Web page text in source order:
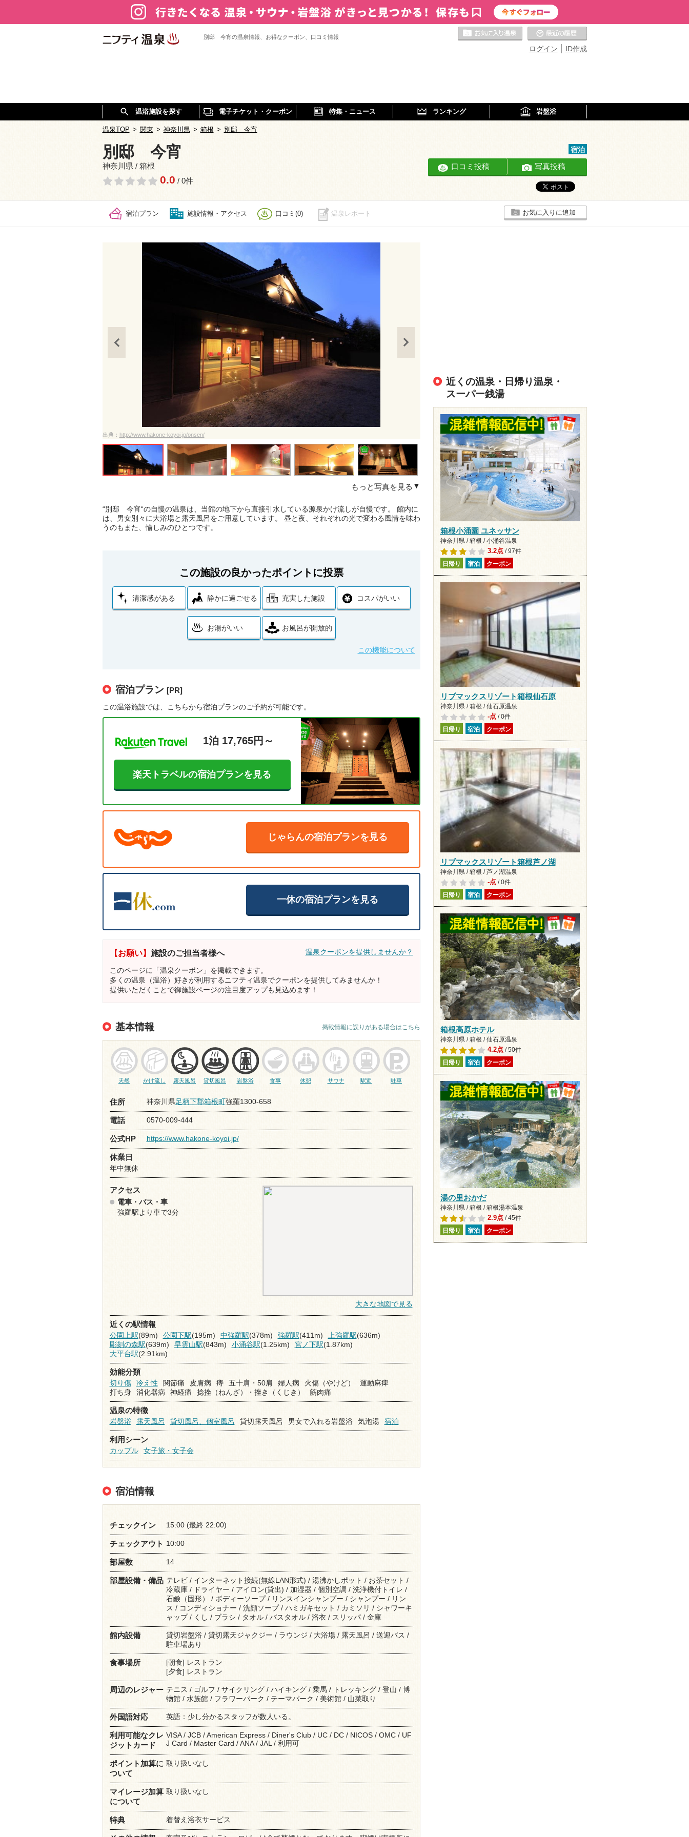
別邸 今宵の温泉情報、お得なクーポン、口コミ情報
ID作成
ログイン
お気に入りの温泉
温浴施設を探す 電子チケット・クーポン 特集・ニュース ランキング 岩盤浴
温泉TOP > 関東 > 神奈川県 > 箱根 > 別邸 今宵
別邸 今宵
神奈川県 / 箱根
0.0 / 0件
宿泊
口コミ投稿 写真投稿
宿泊プラン 施設情報・アクセス 口コミ(0) 温泉レポート お気に入りに追加
出典： http://www.hakone-koyoi.jp/onsen/ http://www.hakone-koyoi.jp/onsen/
もっと写真を見る
“別邸 今宵“の自慢の温泉は、当館の地下から直接引水している源泉かけ流しが自慢です。 館内に
は、男女別々に大浴場と露天風呂をご用意しています。 昼と夜、それぞれの光で変わる風情を味わ
うのもまた、愉しみのひとつです。
この施設の良かったポイントに投票
清潔感がある 静かに過ごせる 充実した施設 コスパがいい
お湯がいい お風呂が開放的
この機能について
宿泊プラン [PR]
この温浴施設では、こちらから宿泊プランのご予約が可能です。
1泊 17,765円～
楽天トラベルの宿泊プランを見る
じゃらんの宿泊プランを見る
一休の宿泊プランを見る
【お願い】 施設のご担当者様へ 温泉クーポンを提供しませんか？
このページに「温泉クーポン」を掲載できます。
多くの温泉（温浴）好きが利用するニフティ温泉でクーポンを提供してみませんか！
提供いただくことで御施設ページの注目度アップも見込めます！
基本情報 掲載情報に誤りがある場合はこちら
天然 かけ流し 露天風呂 貸切風呂 岩盤浴 食事 休憩 サウナ 駅近 駐車
住所 神奈川県足柄下郡箱根町強羅1300-658
電話 0570-009-444
公式HP https://www.hakone-koyoi.jp/
休業日
年中無休
アクセス
電車・バス・車
強羅駅より車で3分
大きな地図で見る
近くの駅情報
公園上駅(89m) 公園下駅(195m) 中強羅駅(378m) 強羅駅(411m) 上強羅駅(636m)
彫刻の森駅(639m) 早雲山駅(843m) 小涌谷駅(1.25km) 宮ノ下駅(1.87km)
大平台駅(2.91km)
効能分類
切り傷
冷え性 関節痛 皮膚病 痔 五十肩・50肩 婦人病 火傷（やけど）
運動麻痺
打ち身
消化器病 神経痛 捻挫（ねんざ）・挫き（くじき） 筋肉痛
温泉の特徴
岩盤浴
露天風呂 貸切風呂、個室風呂 貸切露天風呂 男女で入れる岩盤浴 気泡湯 宿泊
利用シーン
カップル
女子旅・女子会
宿泊情報
チェックイン 15:00 (最終 22:00)
チェックアウト 10:00
部屋数 14
部屋設備・備品 テレビ / インターネット接続(無線LAN形式) / 湯沸かしポット / お茶セット /
冷蔵庫 / ドライヤー / アイロン(貸出) / 加湿器 / 個別空調 / 洗浄機付トイレ /
石鹸（固形） / ボディーソープ / リンスインシャンプー / シャンプー / リン
ス / コンディショナー / 洗顔ソープ / ハミガキセット / カミソリ / シャワーキ
ャップ / くし / ブラシ / タオル / バスタオル / 浴衣 / スリッパ / 金庫
館内設備
貸切岩盤浴 / 貸切露天ジャクジー / ラウンジ / 大浴場 / 露天風呂 / 送迎バス /
駐車場あり
食事場所
[朝食] レストラン
[夕食] レストラン
周辺のレジャー テニス / ゴルフ / サイクリング / ハイキング / 乗馬 / トレッキング / 登山 / 博
物館 / 水族館 / フラワーパーク / テーマパーク / 美術館 / 山菜取り
外国語対応 英語：少し分かるスタッフが数人いる。
利用可能なクレ
ジットカード
VISA / JCB / American Express / Diner's Club / UC / DC / NICOS / OMC / UF
J Card / Master Card / ANA / JAL / 利用可
ポイント加算に
ついて
取り扱いなし
マイレージ加算
について
取り扱いなし
特典 着替え浴衣サービス
近くの温泉・日帰り温泉・
スーパー銭湯
箱根小涌園 ユネッサン
神奈川県 / 箱根 / 小涌谷温泉
3.2点/ 97件
日帰り 宿泊 クーポン
リブマックスリゾート箱根仙石原
神奈川県 / 箱根 / 仙石原温泉
-点/ 0件
日帰り 宿泊 クーポン
リブマックスリゾート箱根芦ノ湖
神奈川県 / 箱根 / 芦ノ湖温泉
-点/ 0件
日帰り 宿泊 クーポン
箱根高原ホテル
神奈川県 / 箱根 / 仙石原温泉
4.2点/ 50件
日帰り 宿泊 クーポン
湯の里おかだ
神奈川県 / 箱根 / 箱根湯本温泉
2.9点/ 45件
日帰り 宿泊 クーポン